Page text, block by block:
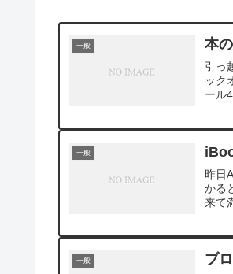
一般 本
引っ
ック
ール
一般
昨日
かる
来て
一般 ブ